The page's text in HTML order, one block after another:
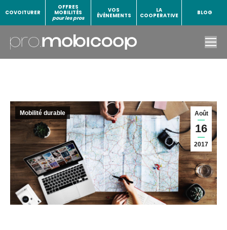
COVOITURER
OFFRES
MOBILITÉS
pour les pros
VOS
ÉVÉNEMENTS
LA
COOPERATIVE
BLOG
Août
16
2017
Mobilité durable